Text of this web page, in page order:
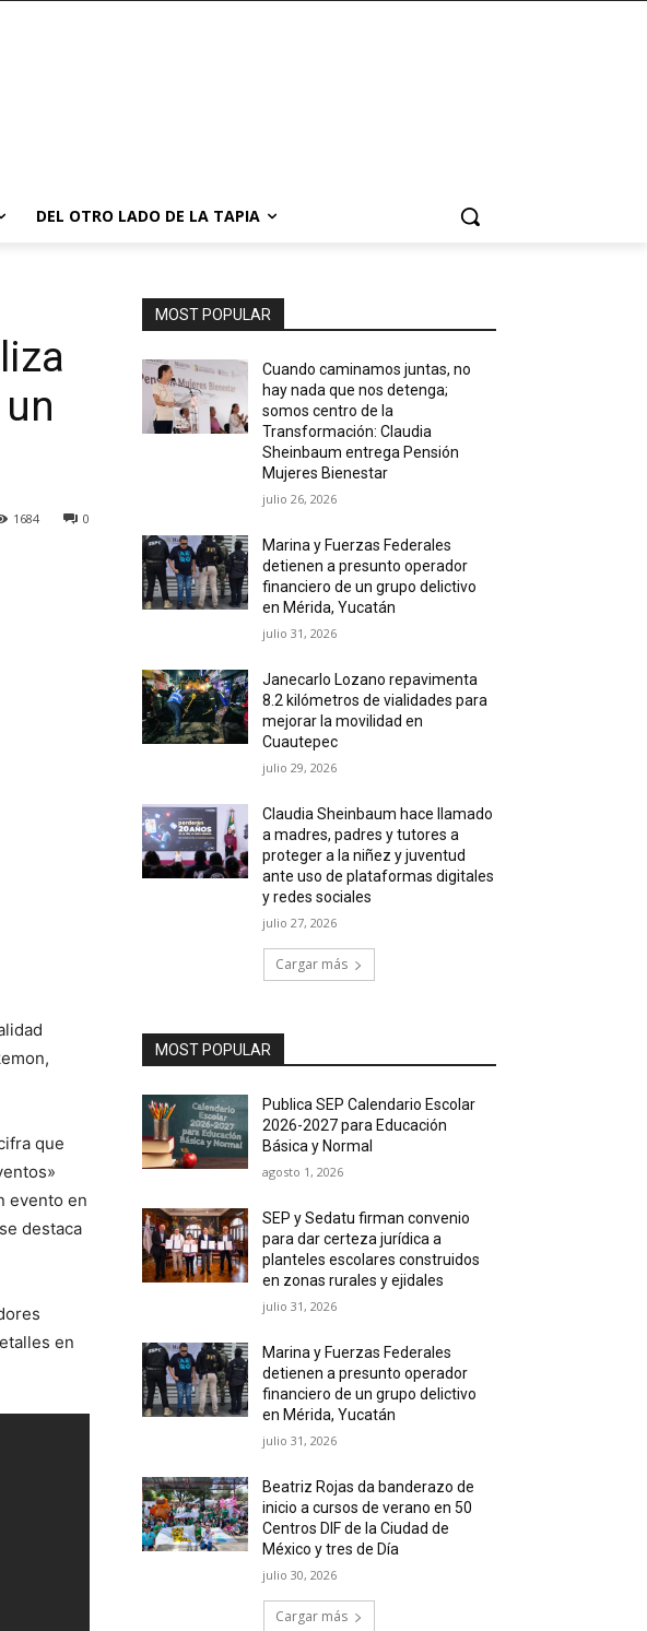
DEL OTRO LADO DE LA TAPIA
0
1684
que
evento en
destaca
en
MOST POPULAR
Cuando caminamos juntas, no
hay nada que nos detenga;
somos centro de la
Transformación: Claudia
Sheinbaum entrega Pensión
Mujeres Bienestar
julio 26, 2026
Marina y Fuerzas Federales
detienen a presunto operador
financiero de un grupo delictivo
en Mérida, Yucatán
julio 31, 2026
Janecarlo Lozano repavimenta
8.2 kilómetros de vialidades para
mejorar la movilidad en
Cuautepec
julio 29, 2026
Claudia Sheinbaum hace llamado
a madres, padres y tutores a
proteger a la niñez y juventud
ante uso de plataformas digitales
y redes sociales
julio 27, 2026
Cargar más
MOST POPULAR
Publica SEP Calendario Escolar
2026-2027 para Educación
Básica y Normal
agosto 1, 2026
SEP y Sedatu firman convenio
para dar certeza jurídica a
planteles escolares construidos
en zonas rurales y ejidales
julio 31, 2026
Marina y Fuerzas Federales
detienen a presunto operador
financiero de un grupo delictivo
en Mérida, Yucatán
julio 31, 2026
Beatriz Rojas da banderazo de
inicio a cursos de verano en 50
Centros DIF de la Ciudad de
México y tres de Día
julio 30, 2026
Cargar más